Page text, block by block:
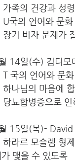
족의 건강과 성
국의 언어와 문
기 비자 문제가
14일(수) 김디모
국의 언어와 문
나님의 마음에
뇨합병증으로 인
15일(목)- David
라르 모슬렘 형
가 맺을 수 있도록